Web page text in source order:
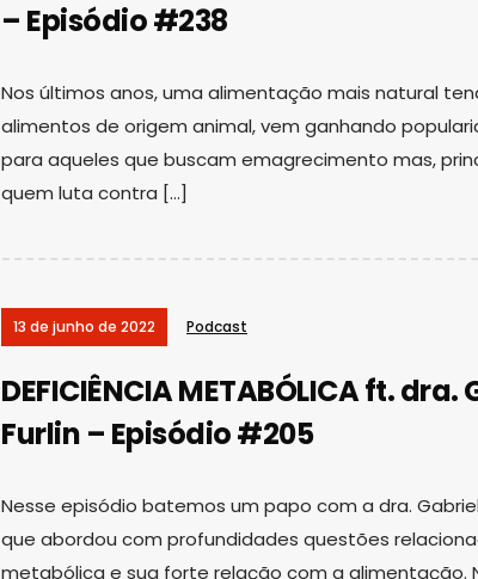
– Episódio #238
Nos últimos anos, uma alimentação mais natural
alimentos de origem animal, vem ganhando
para aqueles que buscam emagrecimento mas,
quem luta contra […]
13 de junho de 2022 Podcast
DEFICIÊNCIA METABÓLICA ft.
Furlin – Episódio #205
Nesse episódio batemos um papo com a dra.
que abordou com profundidades questões
metabólica e sua forte relação com a alimentação.